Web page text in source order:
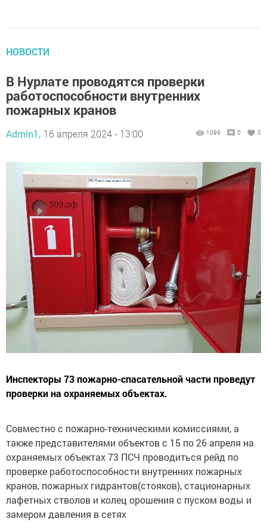
НОВОСТИ
В Нурлате проводятся проверки
работоспособности внутренних
пожарных кранов
Admin1, 16 апреля 2024 - 13:00 1099 0 0
Инспекторы 73 пожарно-спасательной части проведут
проверки на охраняемых объектах.
Совместно с пожарно-техническими комиссиями, а
также представителями объектов с 15 по 26 апреля на
охраняемых объектах 73 ПСЧ проводиться рейд по
проверке работоспособности внутренних пожарных
кранов, пожарных гидрантов(стояков), стационарных
лафетных стволов и колец орошения с пуском воды и
замером давления в сетях